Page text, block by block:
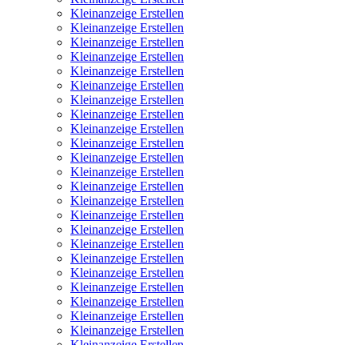
Kleinanzeige Erstellen
Kleinanzeige Erstellen
Kleinanzeige Erstellen
Kleinanzeige Erstellen
Kleinanzeige Erstellen
Kleinanzeige Erstellen
Kleinanzeige Erstellen
Kleinanzeige Erstellen
Kleinanzeige Erstellen
Kleinanzeige Erstellen
Kleinanzeige Erstellen
Kleinanzeige Erstellen
Kleinanzeige Erstellen
Kleinanzeige Erstellen
Kleinanzeige Erstellen
Kleinanzeige Erstellen
Kleinanzeige Erstellen
Kleinanzeige Erstellen
Kleinanzeige Erstellen
Kleinanzeige Erstellen
Kleinanzeige Erstellen
Kleinanzeige Erstellen
Kleinanzeige Erstellen